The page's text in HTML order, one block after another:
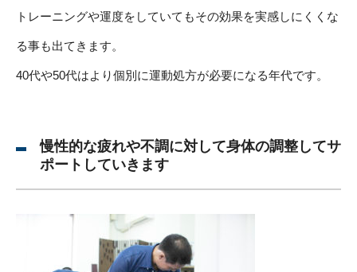
トレーニングや運度をしていてもその効果を実感しにくくな
る事も出てきます。
40代や50代はより個別に運動処方が必要になる年代です。
慢性的な疲れや不調に対して身体の調整してサ
ポートしていきます